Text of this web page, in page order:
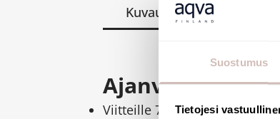
Suostumus
Tietojesi
Kuvaus
Viitteille 795000 ja 795100,